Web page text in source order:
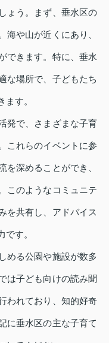
ょう。まず、垂水区の
海や山が近くにあり、
できます。特に、垂水
な場所で、子どもたち
す。
発で、さまざまな子育
これらのイベントに参
を深めることができ、
このようなコミュニテ
を共有し、アドバイス
す。
める公園や施設が数多
は子ども向けの読み聞
われており、知的好奇
に垂水区の主な子育て